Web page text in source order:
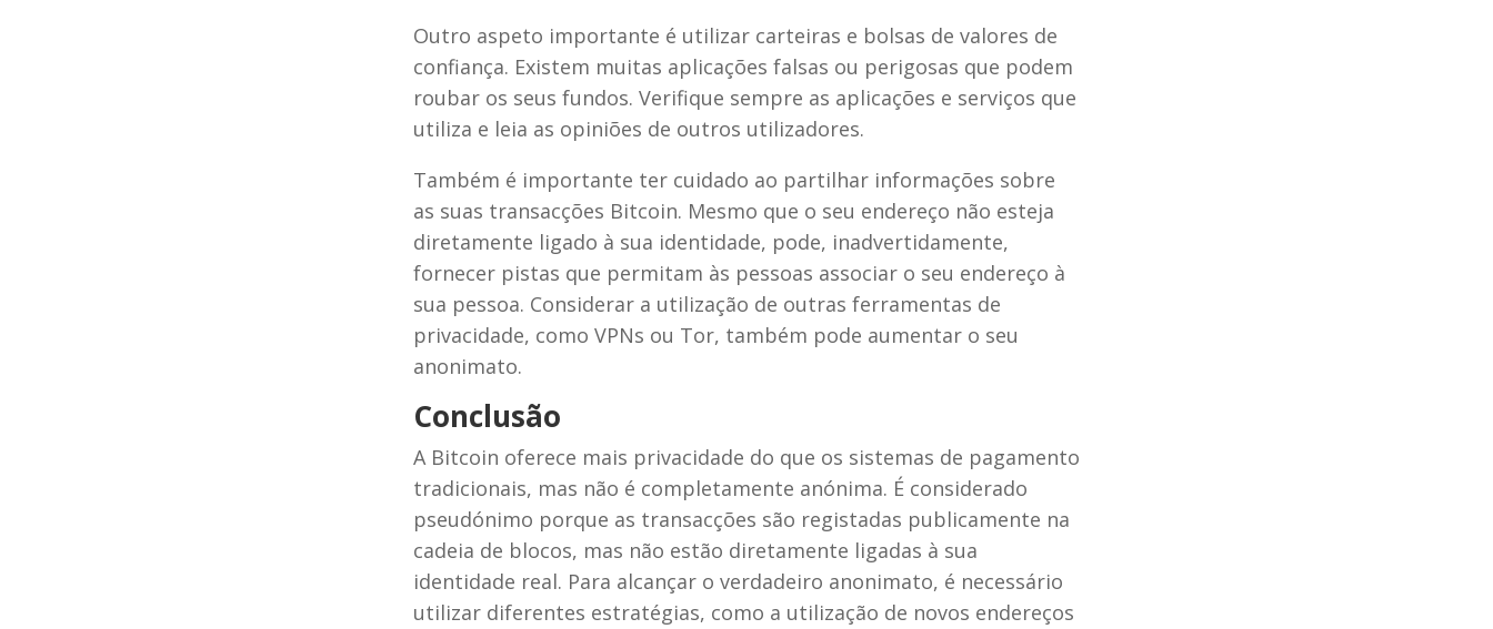
Outro aspeto importante é utilizar carteiras e bolsas de valores de
confiança. Existem muitas aplicações falsas ou perigosas que podem
roubar os seus fundos. Verifique sempre as aplicações e serviços que
utiliza e leia as opiniões de outros utilizadores.
Também é importante ter cuidado ao partilhar informações sobre
as suas transacções Bitcoin. Mesmo que o seu endereço não esteja
diretamente ligado à sua identidade, pode, inadvertidamente,
fornecer pistas que permitam às pessoas associar o seu endereço à
sua pessoa. Considerar a utilização de outras ferramentas de
privacidade, como VPNs ou Tor, também pode aumentar o seu
anonimato.
Conclusão
A Bitcoin oferece mais privacidade do que os sistemas de pagamento
tradicionais, mas não é completamente anónima. É considerado
pseudónimo porque as transacções são registadas publicamente na
cadeia de blocos, mas não estão diretamente ligadas à sua
identidade real. Para alcançar o verdadeiro anonimato, é necessário
utilizar diferentes estratégias, como a utilização de novos endereços